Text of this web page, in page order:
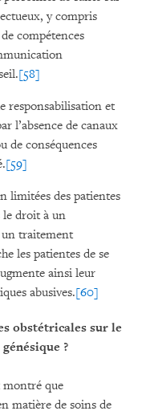
y compris
compétences
[58]
responsabilisation et
l’absence de canaux
de conséquences
[59]
limitées des patientes
le droit à un
un traitement
les patientes de se
ainsi leur
abusives.[60]
obstétricales sur le
?
montré que
matière de soins de